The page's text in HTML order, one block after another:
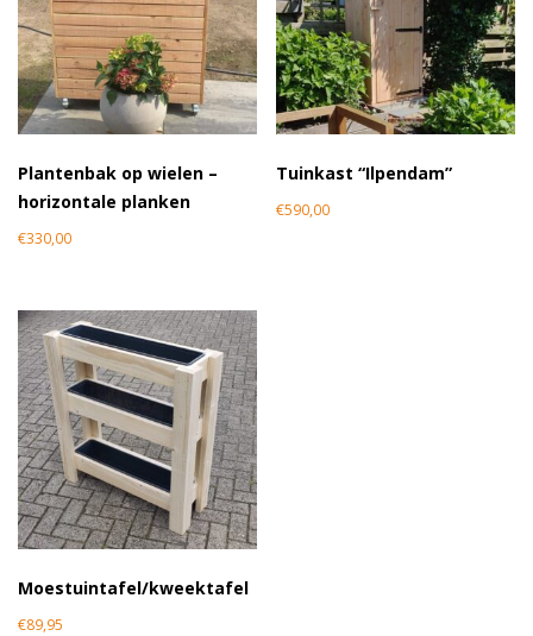
Plantenbak op wielen –
horizontale planken
€330,00
Tuinkast “Ilpendam”
€590,00
Moestuintafel/kweektafel
€89,95